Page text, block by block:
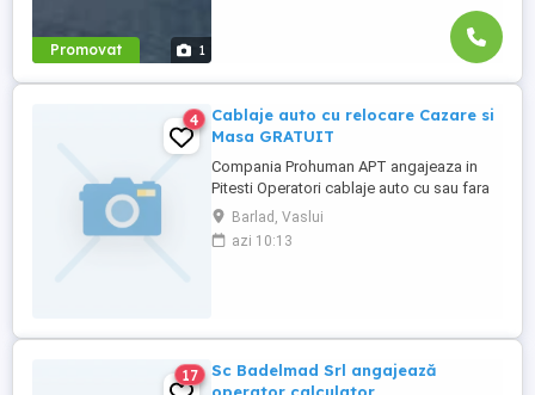
Promovat 1
4
Cablaje auto cu relocare Cazare si
Masa GRATUIT
Compania Prohuman APT angajeaza in
Pitesti Operatori cablaje auto cu sau fara
experienta. Cazare asigurata
Gratuit si o masa pe zi! Beneficii salariale: -
Salariu incepand de la 3500 lei NET (bani
Barlad, Vaslui
azi 10:13
17
Sc Badelmad Srl angajează